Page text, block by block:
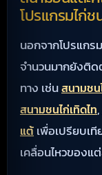
โปรแกรมไก่
นอกจากโปรแกร
จำนวนมากยังติด
ทาง เช่นสนามช
สนามชนไก่เทิดไท,
แต้ เพื่อเปรียบเ
เคลื่อนไหวของแ